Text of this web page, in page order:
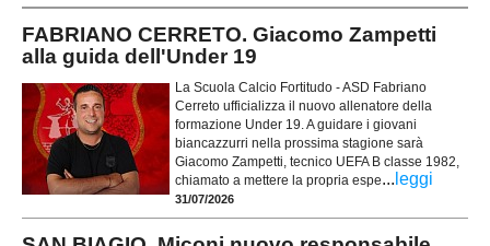
FABRIANO CERRETO. Giacomo Zampetti
alla guida dell'Under 19
La Scuola Calcio Fortitudo - ASD Fabriano
Cerreto ufficializza il nuovo allenatore della
formazione Under 19. A guidare i giovani
biancazzurri nella prossima stagione sarà
Giacomo Zampetti, tecnico UEFA B classe 1982,
chiamato a mettere la propria espe... leggi
31/07/2026